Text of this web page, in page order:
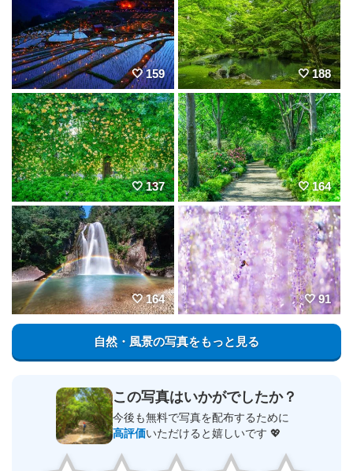
159 188
137 164
164 91
自然・風景の写真をもっと見る
この写真はいかがでしたか？
今後も無料で写真を配布するために
高評価いただけると嬉しいです 💖